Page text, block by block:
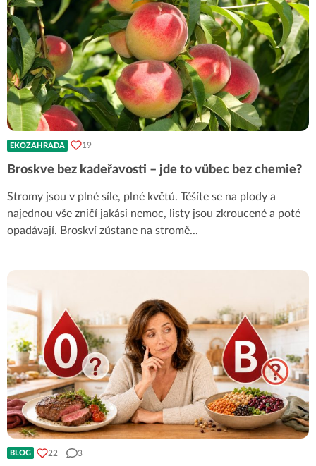
EKOZAHRADA 19
Broskve bez kadeřavosti – jde to vůbec bez chemie?
Stromy jsou v plné síle, plné květů. Těšíte se na plody a
najednou vše zničí jakási nemoc, listy jsou zkroucené a poté
opadávají. Broskví zůstane na stromě...
BLOG 22 3